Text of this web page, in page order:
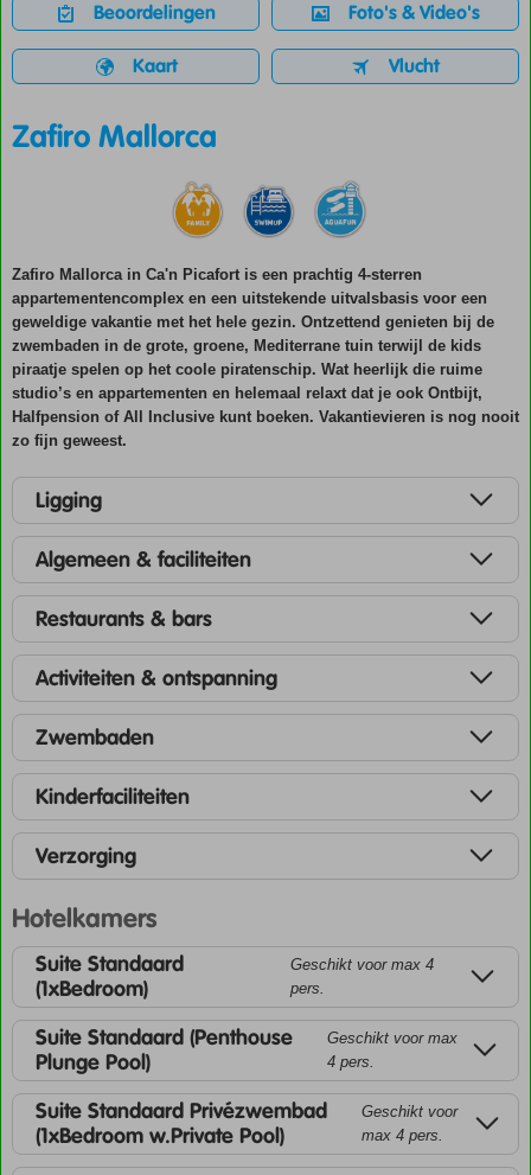
Beoordelingen Foto's & Video's
Kaart Vlucht
Zafiro Mallorca
Zafiro Mallorca in Ca'n Picafort is een prachtig 4-sterren
appartementencomplex en een uitstekende uitvalsbasis voor een
geweldige vakantie met het hele gezin. Ontzettend genieten bij de
zwembaden in de grote, groene, Mediterrane tuin terwijl de kids
piraatje spelen op het coole piratenschip. Wat heerlijk die ruime
studio’s en appartementen en helemaal relaxt dat je ook Ontbijt,
Halfpension of All Inclusive kunt boeken. Vakantievieren is nog nooit
zo fijn geweest.
Ligging
Algemeen & faciliteiten
Restaurants & bars
Activiteiten & ontspanning
Zwembaden
Kinderfaciliteiten
Verzorging
Hotelkamers
Suite Standaard
(1xBedroom)
Geschikt voor max 4
pers.
Suite Standaard (Penthouse
Plunge Pool)
Geschikt voor max
4 pers.
Suite Standaard Privézwembad
(1xBedroom w.Private Pool)
Geschikt voor
max 4 pers.